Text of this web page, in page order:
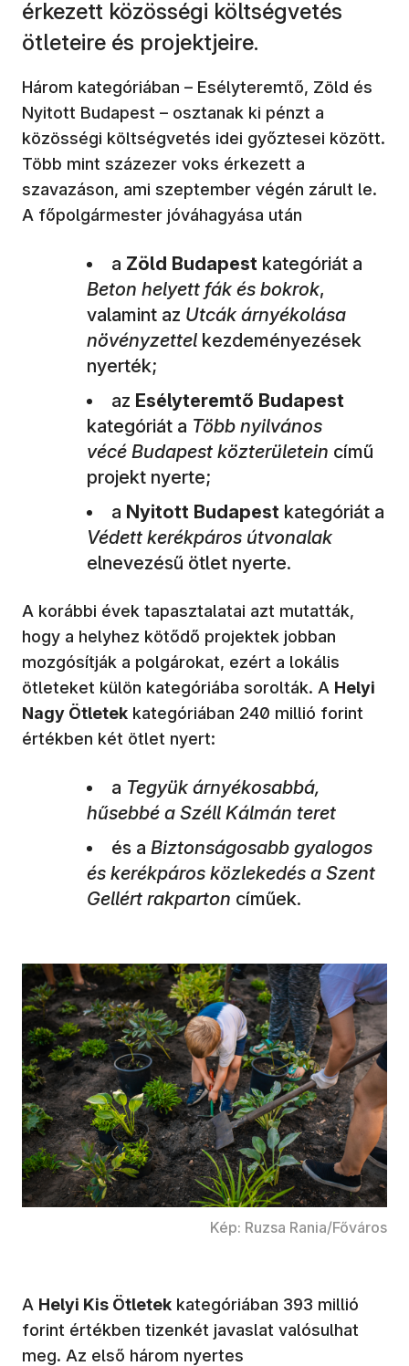
érkezett közösségi költségvetés
ötleteire és projektjeire.
Három kategóriában – Esélyteremtő, Zöld és
Nyitott Budapest – osztanak ki pénzt a
közösségi költségvetés idei győztesei között.
Több mint százezer voks érkezett a
szavazáson, ami szeptember végén zárult le.
A főpolgármester jóváhagyása után
a Zöld Budapest kategóriát a
Beton helyett fák és bokrok,
valamint az Utcák árnyékolása
növényzettel kezdeményezések
nyerték;
az Esélyteremtő Budapest
kategóriát a Több nyilvános
vécé Budapest közterületein című
projekt nyerte;
a Nyitott Budapest kategóriát a
Védett kerékpáros útvonalak
elnevezésű ötlet nyerte.
A korábbi évek tapasztalatai azt mutatták,
hogy a helyhez kötődő projektek jobban
mozgósítják a polgárokat, ezért a lokális
ötleteket külön kategóriába sorolták. A Helyi
Nagy Ötletek kategóriában 240 millió forint
értékben két ötlet nyert:
a Tegyük árnyékosabbá,
hűsebbé a Széll Kálmán teret
és a Biztonságosabb gyalogos
és kerékpáros közlekedés a Szent
Gellért rakparton címűek.
Kép: Ruzsa Rania/Főváros
A Helyi Kis Ötletek kategóriában 393 millió
forint értékben tizenkét javaslat valósulhat
meg. Az első három nyertes